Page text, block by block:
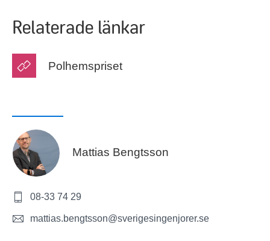
Relaterade länkar
Polhemspriset
Mattias Bengtsson
08-33 74 29
mattias.bengtsson@sverigesingenjorer.se